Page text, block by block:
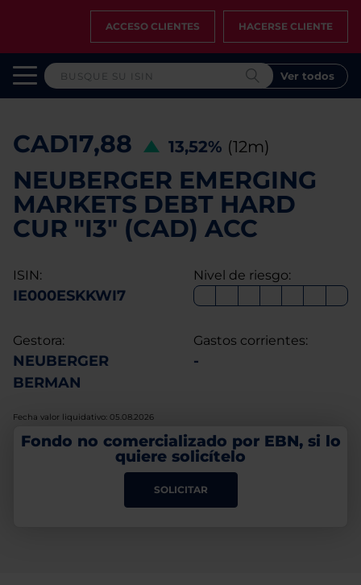
ACCESO CLIENTES HACERSE CLIENTE
Ver todos
CAD17,88 13,52% (12m)
NEUBERGER EMERGING
MARKETS DEBT HARD
CUR "I3" (CAD) ACC
ISIN:
IE000ESKKWI7
Nivel de riesgo:
Gestora:
NEUBERGER
BERMAN
Gastos corrientes:
-
Fecha valor liquidativo: 05.08.2026
Fondo no comercializado por EBN, si lo
quiere solicítelo
SOLICITAR